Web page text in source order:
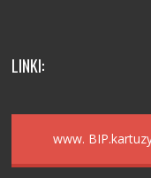
LINKI:
www.